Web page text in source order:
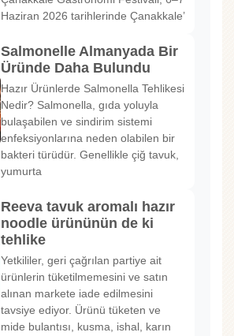
Haziran 2026 tarihlerinde Çanakkale’
Salmonelle Almanyada Bir
Üründe Daha Bulundu
Hazır Ürünlerde Salmonella Tehlikesi
Nedir? Salmonella, gıda yoluyla
bulaşabilen ve sindirim sistemi
enfeksiyonlarına neden olabilen bir
bakteri türüdür. Genellikle çiğ tavuk,
yumurta
Reeva tavuk aromalı hazır
noodle ürününün de ki
tehlike
Yetkililer, geri çağrılan partiye ait
ürünlerin tüketilmemesini ve satın
alınan markete iade edilmesini
tavsiye ediyor. Ürünü tüketen ve
mide bulantısı, kusma, ishal, karın